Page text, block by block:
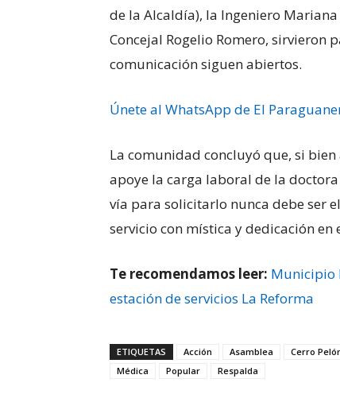
de la Alcaldía), la Ingeniero
Concejal Rogelio Romero, sirvieron
comunicación siguen abiertos.
Únete al WhatsApp de El
​La comunidad concluyó que, si
apoye la carga laboral de la
vía para solicitarlo nunca debe ser
servicio con mística y dedicación en
Te recomendamos leer: Municipio
estación de servicios La Reforma
ETIQUETAS Acción Asamblea Cerro
Médica
Popular Respalda